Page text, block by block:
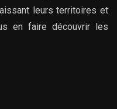
leurs territoires et
en faire découvrir les